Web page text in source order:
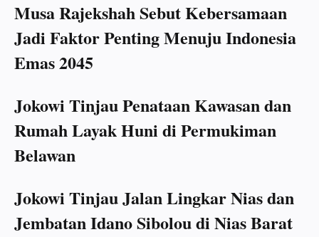
Musa Rajekshah Sebut Kebersamaan
Jadi Faktor Penting Menuju Indonesia
Emas 2045
Jokowi Tinjau Penataan Kawasan dan
Rumah Layak Huni di Permukiman
Belawan
Jokowi Tinjau Jalan Lingkar Nias dan
Jembatan Idano Sibolou di Nias Barat